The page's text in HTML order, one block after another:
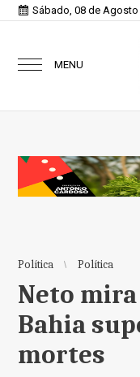
Sábado, 08 de Agosto
MENU
Política Política
Neto
Bahia
mortes